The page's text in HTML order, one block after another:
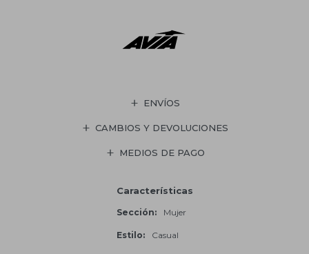
ENVÍOS
CAMBIOS Y DEVOLUCIONES
MEDIOS DE PAGO
Características
Sección Mujer
Estilo Casual